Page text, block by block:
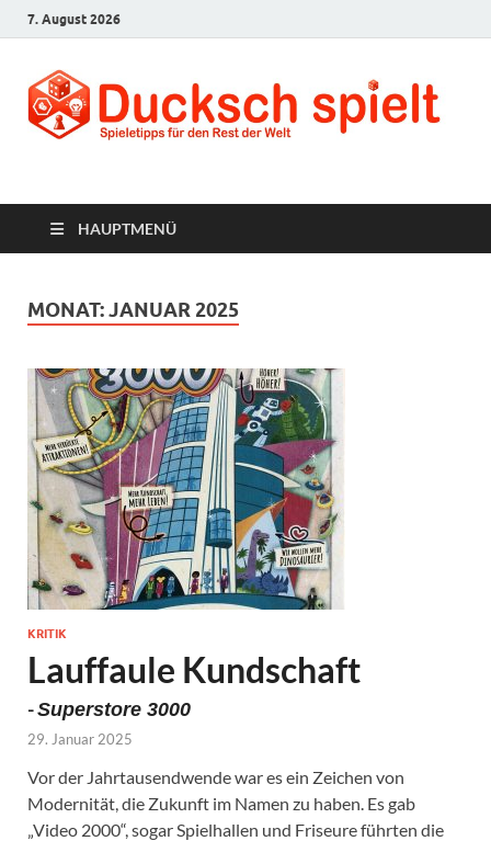
7. August 2026
Ducksch Spielt
HAUPTMENÜ
MONAT:JANUAR 2025
KRITIK
Lauffaule Kundschaft
-Superstore 3000
29. Januar 2025
Vor der Jahrtausendwende war es ein Zeichen von
Modernität, die Zukunft im Namen zu haben. Es gab
„Video 2000“, sogar Spielhallen und Friseure führten die